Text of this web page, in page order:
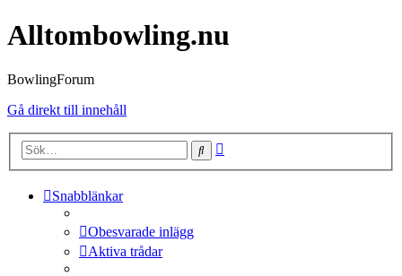
Alltombowling.nu
BowlingForum
Gå direkt till innehåll
Sök
Snabblänkar
Obesvarade inlägg
Aktiva trådar